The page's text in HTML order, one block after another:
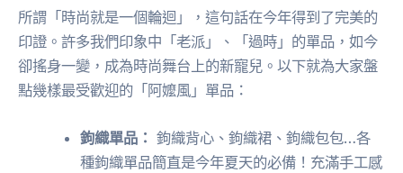
所謂「時尚就是一個輪迴」，這句話在今年得到了完美的
印證。許多我們印象中「老派」、「過時」的單品，如今
卻搖身一變，成為時尚舞台上的新寵兒。以下就為大家盤
點幾樣最受歡迎的「阿嬤風」單品：
鉤織單品： 鉤織背心、鉤織裙、鉤織包包…各
種鉤織單品簡直是今年夏天的必備！充滿手工感